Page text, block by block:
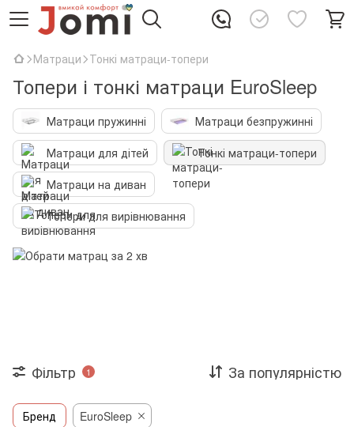
Матраци Тонкі матраци-топери
Топери і тонкі матраци EuroSleep
Матраци пружинні
Матраци безпружинні
Матраци для дітей
Тонкі матраци-топери
Матраци на диван
Топери для вирівнювання
Фільтр 1 За популярністю
Бренд EuroSleep